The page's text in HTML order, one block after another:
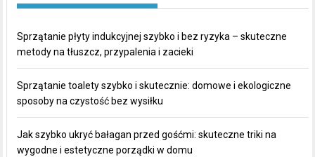
Sprzątanie płyty indukcyjnej szybko i bez ryzyka – skuteczne
metody na tłuszcz, przypalenia i zacieki
Sprzątanie toalety szybko i skutecznie: domowe i ekologiczne
sposoby na czystość bez wysiłku
Jak szybko ukryć bałagan przed gośćmi: skuteczne triki na
wygodne i estetyczne porządki w domu